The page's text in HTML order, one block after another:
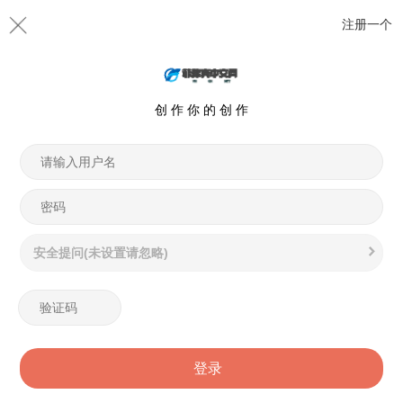
注册一个
创 作 你 的 创 作
安全提问(未设置请忽略)
登录